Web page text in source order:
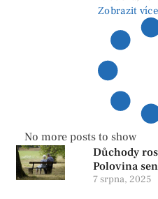
Zobrazit
No more posts to show
Důchody
Polovina
penzi, tisíce
7 srpna, 2025